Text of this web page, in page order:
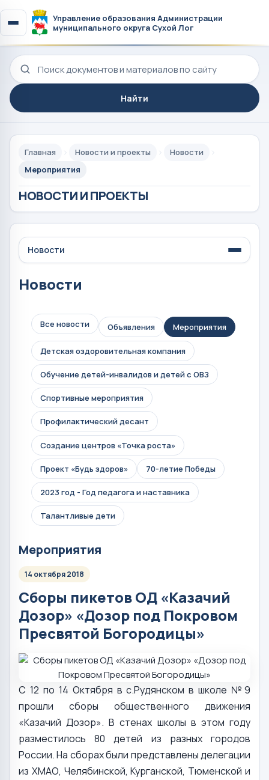
Управление образования Администрации
муниципального округа Сухой Лог
Поиск по сайту
Найти
Главная Новости и проекты
Новости
Мероприятия
НОВОСТИ И ПРОЕКТЫ
Новости
Новости
Все новости Объявления Мероприятия
Детская оздоровительная компания
Обучение детей-инвалидов и детей с ОВЗ
Спортивные мероприятия
Профилактический десант
Создание центров «Точка роста»
Проект «Будь здоров» 70-летие Победы
2023 год - Год педагога и наставника
Талантливые дети
Мероприятия
14 октября 2018
Сборы пикетов ОД «Казачий
Дозор» «Дозор под Покровом
Пресвятой Богородицы»
С 12 по 14 Октября в с.Рудянском в школе №9
прошли сборы общественного движения
«Казачий Дозор». В стенах школы в этом году
разместилось 80 детей из разных городов
России. На сборах были представлены делегации
из ХМАО, Челябинской, Курганской, Тюменской и